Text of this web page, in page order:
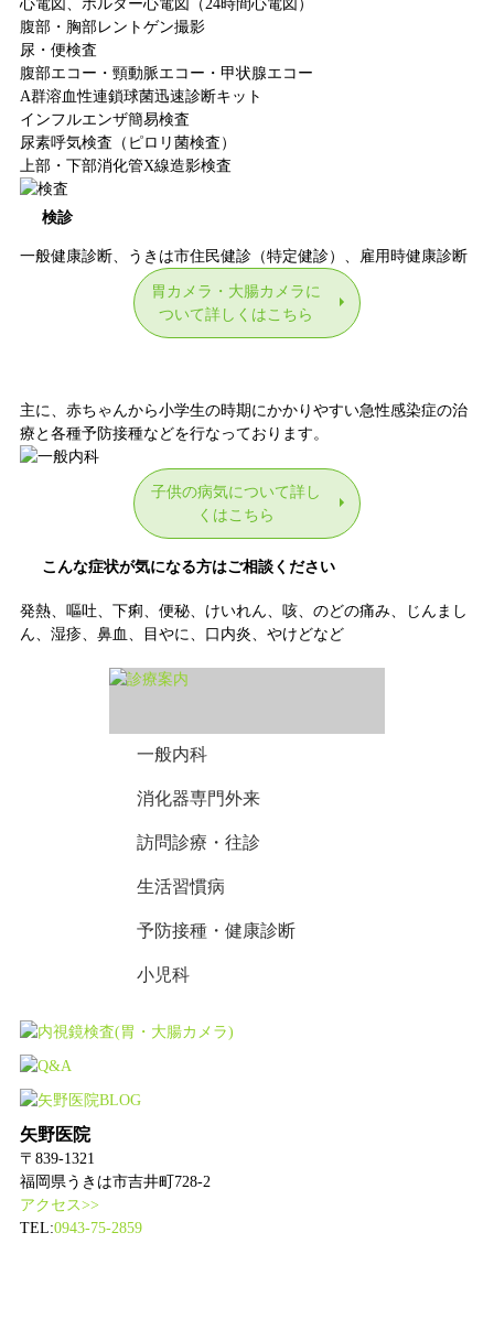
心電図、ホルター心電図（24時間心電図）
腹部・胸部レントゲン撮影
尿・便検査
腹部エコー・頸動脈エコー・甲状腺エコー
A群溶血性連鎖球菌迅速診断キット
インフルエンザ簡易検査
尿素呼気検査（ピロリ菌検査）
上部・下部消化管X線造影検査
検診
一般健康診断、うきは市住民健診（特定健診）、雇用時健康診断
胃カメラ・大腸カメラに
ついて詳しくはこちら
主に、赤ちゃんから小学生の時期にかかりやすい急性感染症の治
療と各種予防接種などを行なっております。
子供の病気について詳し
くはこちら
こんな症状が気になる方はご相談ください
発熱、嘔吐、下痢、便秘、けいれん、咳、のどの痛み、じんまし
ん、湿疹、鼻血、目やに、口内炎、やけどなど
一般内科
消化器専門外来
訪問診療・往診
生活習慣病
予防接種・健康診断
小児科
矢野医院
〒839-1321
福岡県うきは市吉井町728-2
アクセス>>
TEL:0943-75-2859